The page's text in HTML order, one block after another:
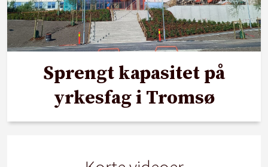
Sprengt kapasitet på
yrkesfag i Tromsø